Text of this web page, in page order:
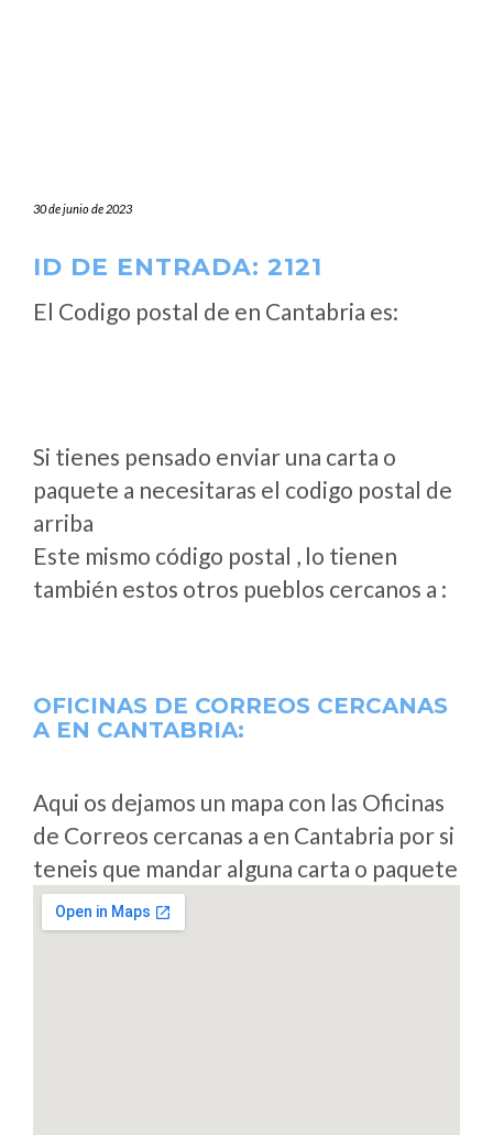
30 de junio de 2023
ID DE ENTRADA: 2121
El Codigo postal de en Cantabria es:
Si tienes pensado enviar una carta o
paquete a necesitaras el codigo postal de
arriba
Este mismo código postal , lo tienen
también estos otros pueblos cercanos a :
OFICINAS DE CORREOS CERCANAS
A EN CANTABRIA:
Aqui os dejamos un mapa con las Oficinas
de Correos cercanas a en Cantabria por si
teneis que mandar alguna carta o paquete